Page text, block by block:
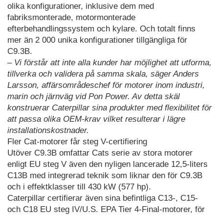
olika konfigurationer, inklusive dem med
fabriksmonterade, motormonterade
efterbehandlingssystem och kylare. Och totalt finns
mer än 2 000 unika konfigurationer tillgängliga för
C9.3B.
– Vi förstår att inte alla kunder har möjlighet att utforma,
tillverka och validera på samma skala, säger Anders
Larsson, affärsområdeschef för motorer inom industri,
marin och järnväg vid Pon Power. Av detta skäl
konstruerar Caterpillar sina produkter med flexibilitet för
att passa olika OEM-krav vilket resulterar i lägre
installationskostnader.
Fler Cat-motorer får steg V-certifiering
Utöver C9.3B omfattar Cats serie av stora motorer
enligt EU steg V även den nyligen lancerade 12,5-liters
C13B med integrerad teknik som liknar den för C9.3B
och i effektklasser till 430 kW (577 hp).
Caterpillar certifierar även sina befintliga C13-, C15-
och C18 EU steg IV/U.S. EPA Tier 4-Final-motorer, för